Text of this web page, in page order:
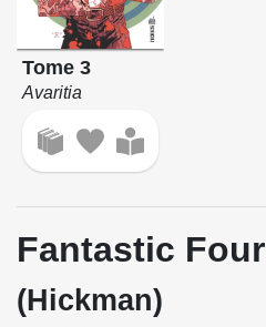
Tome 3
Avaritia
Fantastic Four
(Hickman)